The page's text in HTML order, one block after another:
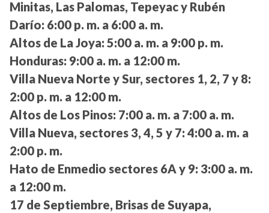
Minitas, Las Palomas, Tepeyac y Rubén
Darío: 6:00 p. m. a 6:00 a. m.
Altos de La Joya: 5:00 a. m. a 9:00 p. m.
Honduras: 9:00 a. m. a 12:00 m.
Villa Nueva Norte y Sur, sectores 1, 2, 7 y 8:
2:00 p. m. a 12:00 m.
Altos de Los Pinos: 7:00 a. m. a 7:00 a. m.
Villa Nueva, sectores 3, 4, 5 y 7: 4:00 a. m. a
2:00 p. m.
Hato de Enmedio sectores 6A y 9: 3:00 a. m.
a 12:00 m.
17 de Septiembre, Brisas de Suyapa,